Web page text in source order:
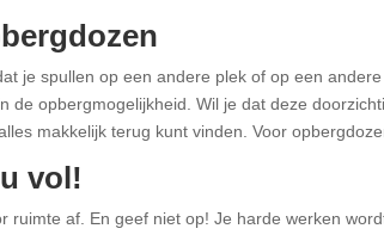
je spullen op een andere plek of op een
de opbergmogelijkheid. Wil je dat deze
makkelijk terug kunt vinden. Voor
vol!
ruimte af. En geef niet op! Je harde werken